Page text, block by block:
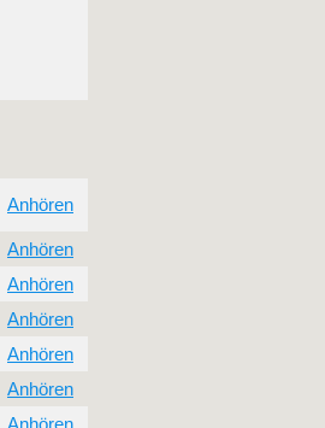
Anhören
Anhören
Anhören
Anhören
Anhören
Anhören